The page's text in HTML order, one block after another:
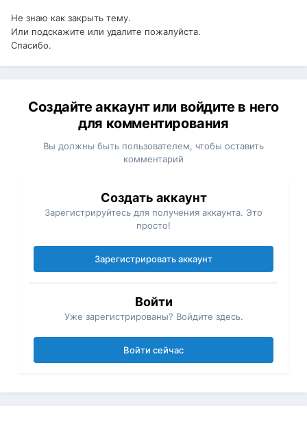
Не знаю как закрыть тему.
Или подскажите или удалите пожалуйста.
Спасибо.
Создайте аккаунт или войдите в него
для комментирования
Вы должны быть пользователем, чтобы оставить
комментарий
Создать аккаунт
Зарегистрируйтесь для получения аккаунта. Это
просто!
Зарегистрировать аккаунт
Войти
Уже зарегистрированы? Войдите здесь.
Войти сейчас